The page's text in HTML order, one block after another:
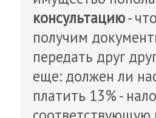
консультацию-
получим
передать друг
еще: должен ли
платить 13% -